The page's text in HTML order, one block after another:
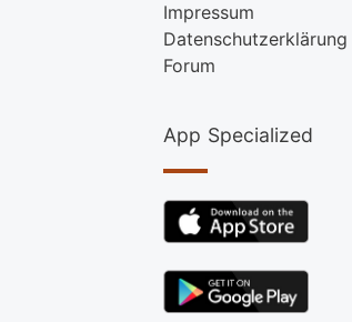
Impressum
Datenschutzerklärung
Forum
App Specialized